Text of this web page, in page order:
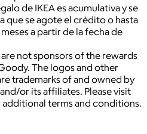
de IKEA es acumulativa y se
que se agote el crédito o hasta
a partir de la fecha de
not sponsors of the rewards
The logos and other
trademarks of and owned by
or its affiliates. Please visit
terms and conditions.